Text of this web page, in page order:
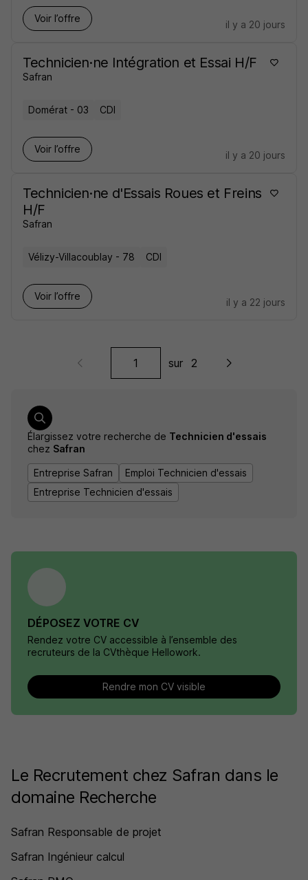
Voir l’offre
il y a 20 jours
Technicien·ne Intégration et Essai H/F
Safran
Domérat - 03 CDI
Voir l’offre
il y a 20 jours
Technicien·ne d'Essais Roues et Freins
H/F
Safran
Vélizy-Villacoublay - 78 CDI
Voir l’offre
il y a 22 jours
sur 2
Élargissez votre recherche de Technicien d'essais
chez Safran
Entreprise Safran
Emploi Technicien d'essais
Entreprise Technicien d'essais
DÉPOSEZ VOTRE CV
Rendez votre CV accessible à l’ensemble des
recruteurs de la CVthèque Hellowork.
Rendre mon CV visible
Le Recrutement chez Safran dans le
domaine Recherche
Safran Responsable de projet
Safran Ingénieur calcul